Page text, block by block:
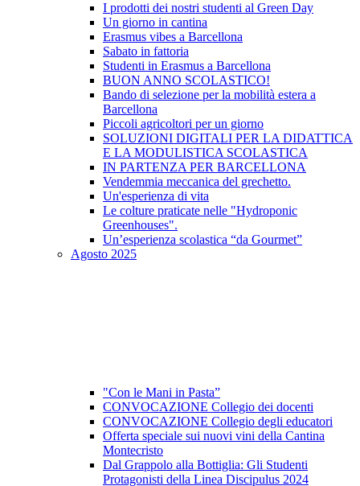
I prodotti dei nostri studenti al Green Day
Un giorno in cantina
Erasmus vibes a Barcellona
Sabato in fattoria
Studenti in Erasmus a Barcellona
BUON ANNO SCOLASTICO!
Bando di selezione per la mobilità estera a
Barcellona
Piccoli agricoltori per un giorno
SOLUZIONI DIGITALI PER LA DIDATTICA
E LA MODULISTICA SCOLASTICA
IN PARTENZA PER BARCELLONA
Vendemmia meccanica del grechetto.
Un'esperienza di vita
Le colture praticate nelle "Hydroponic
Greenhouses".
Un’esperienza scolastica “da Gourmet”
Agosto 2025
"Con le Mani in Pasta”
CONVOCAZIONE Collegio dei docenti
CONVOCAZIONE Collegio degli educatori
Offerta speciale sui nuovi vini della Cantina
Montecristo
Dal Grappolo alla Bottiglia: Gli Studenti
Protagonisti della Linea Discipulus 2024